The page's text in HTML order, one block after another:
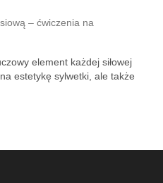
– ćwiczenia na
element każdej siłowej
estetykę sylwetki, ale także